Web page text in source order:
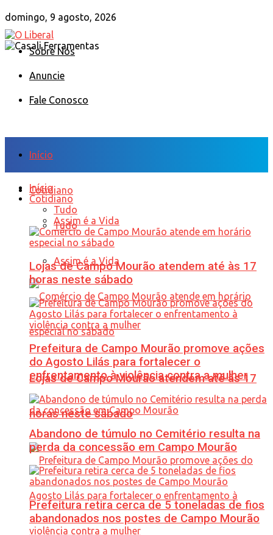
domingo, 9 agosto, 2026
Sobre Nós
Anuncie
Fale Conosco
Início
Cotidiano
Tudo
Assim é a Vida
Lojas de Campo Mourão atendem até às 17
horas neste sábado
Início
Cotidiano
Tudo
Assim é a Vida
Lojas de Campo Mourão atendem até às 17
horas neste sábado
Prefeitura de Campo Mourão promove ações
do Agosto Lilás para fortalecer o
enfrentamento à violência contra a mulher
Abandono de túmulo no Cemitério resulta na
perda da concessão em Campo Mourão
Prefeitura retira cerca de 5 toneladas de fios
abandonados nos postes de Campo Mourão